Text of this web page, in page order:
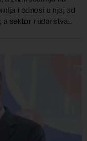
i odnosi u njoj od
a sektor rudarstva